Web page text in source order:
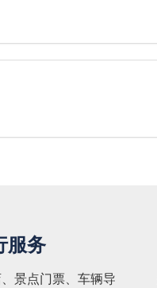
服务
景点门票、车辆导